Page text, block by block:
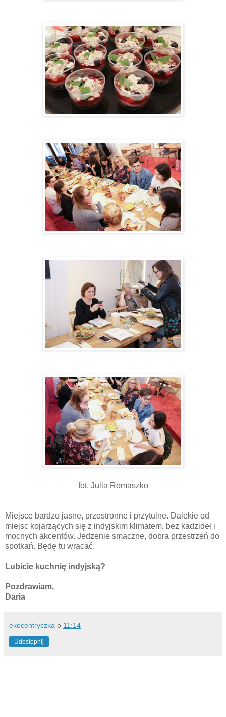
fot. Julia Romaszko
Miejsce bardzo jasne, przestronne i przytulne. Dalekie od
miejsc kojarzących się z indyjskim klimatem, bez kadzideł i
mocnych akcentów. Jedzenie smaczne, dobra przestrzeń do
spotkań. Będę tu wracać.
Lubicie kuchnię indyjską?
Pozdrawiam,
Daria
ekocentryczka o 11:14
Udostępnij